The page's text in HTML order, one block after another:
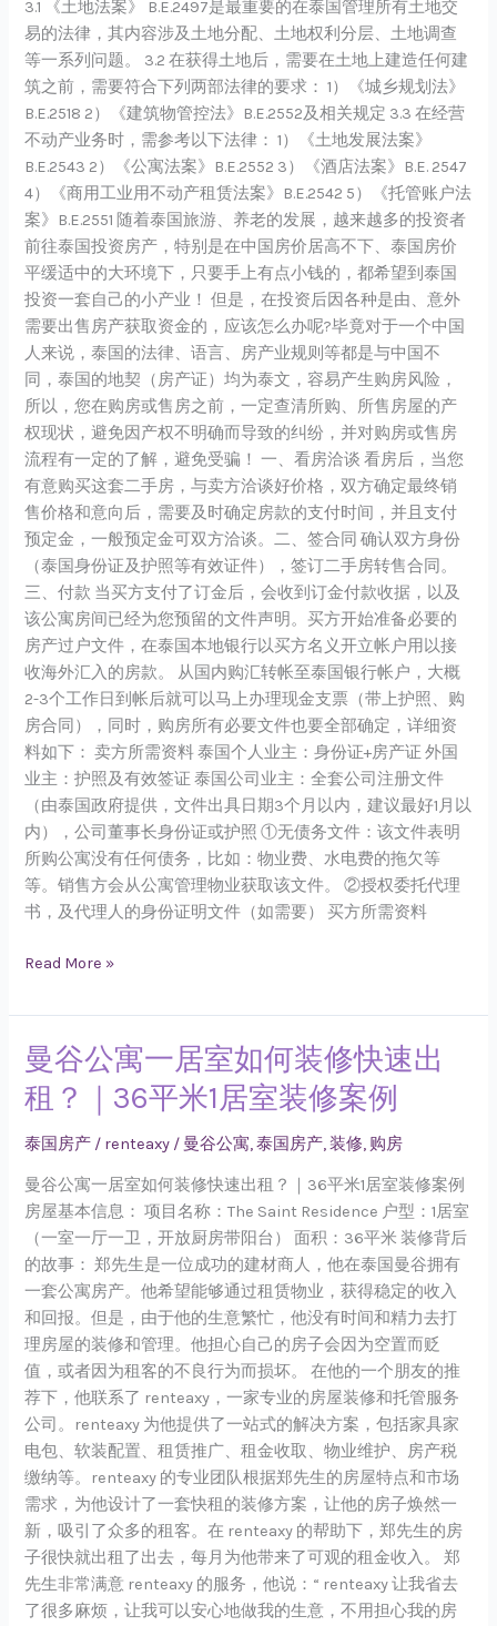
3.1 《土地法案》 B.E.2497是最重要的在泰国管理所有土地交
易的法律，其内容涉及土地分配、土地权利分层、土地调查
等一系列问题。 3.2 在获得土地后，需要在土地上建造任何建
筑之前，需要符合下列两部法律的要求： 1）《城乡规划法》
B.E.2518 2）《建筑物管控法》B.E.2552及相关规定 3.3 在经营
不动产业务时，需参考以下法律： 1）《土地发展法案》
B.E.2543 2）《公寓法案》B.E.2552 3）《酒店法案》B.E. 2547
4）《商用工业用不动产租赁法案》B.E.2542 5）《托管账户法
案》B.E.2551 随着泰国旅游、养老的发展，越来越多的投资者
前往泰国投资房产，特别是在中国房价居高不下、泰国房价
平缓适中的大环境下，只要手上有点小钱的，都希望到泰国
投资一套自己的小产业！ 但是，在投资后因各种是由、意外
需要出售房产获取资金的，应该怎么办呢?毕竟对于一个中国
人来说，泰国的法律、语言、房产业规则等都是与中国不
同，泰国的地契（房产证）均为泰文，容易产生购房风险，
所以，您在购房或售房之前，一定查清所购、所售房屋的产
权现状，避免因产权不明确而导致的纠纷，并对购房或售房
流程有一定的了解，避免受骗！ 一、看房洽谈 看房后，当您
有意购买这套二手房，与卖方洽谈好价格，双方确定最终销
售价格和意向后，需要及时确定房款的支付时间，并且支付
预定金，一般预定金可双方洽谈。二、签合同 确认双方身份
（泰国身份证及护照等有效证件），签订二手房转售合同。
三、付款 当买方支付了订金后，会收到订金付款收据，以及
该公寓房间已经为您预留的文件声明。买方开始准备必要的
房产过户文件，在泰国本地银行以买方名义开立帐户用以接
收海外汇入的房款。 从国内购汇转帐至泰国银行帐户，大概
2-3个工作日到帐后就可以马上办理现金支票（带上护照、购
房合同），同时，购房所有必要文件也要全部确定，详细资
料如下： 卖方所需资料 泰国个人业主：身份证+房产证 外国
业主：护照及有效签证 泰国公司业主：全套公司注册文件
（由泰国政府提供，文件出具日期3个月以内，建议最好1月以
内），公司董事长身份证或护照 ①无债务文件：该文件表明
所购公寓没有任何债务，比如：物业费、水电费的拖欠等
等。销售方会从公寓管理物业获取该文件。 ②授权委托代理
书，及代理人的身份证明文件（如需要） 买方所需资料
Read More »
曼谷公寓一居室如何装修快速出
租？｜36平米1居室装修案例
泰国房产 / renteaxy / 曼谷公寓,泰国房产,装修, 购房
曼谷公寓一居室如何装修快速出租？｜36平米1居室装修案例
房屋基本信息： 项目名称：The Saint Residence 户型：1居室
（一室一厅一卫，开放厨房带阳台） 面积：36平米 装修背后
的故事： 郑先生是一位成功的建材商人，他在泰国曼谷拥有
一套公寓房产。他希望能够通过租赁物业，获得稳定的收入
和回报。但是，由于他的生意繁忙，他没有时间和精力去打
理房屋的装修和管理。他担心自己的房子会因为空置而贬
值，或者因为租客的不良行为而损坏。 在他的一个朋友的推
荐下，他联系了 renteaxy，一家专业的房屋装修和托管服务
公司。renteaxy 为他提供了一站式的解决方案，包括家具家
电包、软装配置、租赁推广、租金收取、物业维护、房产税
缴纳等。renteaxy 的专业团队根据郑先生的房屋特点和市场
需求，为他设计了一套快租的装修方案，让他的房子焕然一
新，吸引了众多的租客。在 renteaxy 的帮助下，郑先生的房
子很快就出租了出去，每月为他带来了可观的租金收入。 郑
先生非常满意 renteaxy 的服务，他说：“ renteaxy 让我省去
了很多麻烦，让我可以安心地做我的生意，不用担心我的房
曼
谷
公
寓
居
室
如
何
装
修
快
速
出
租？
｜
36
平
米
1
居
室